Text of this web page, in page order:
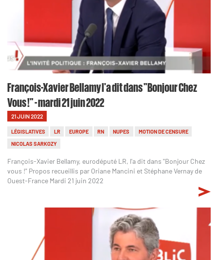
François-Xavier Bellamy l'a dit dans "Bonjour Chez
Vous !" - mardi 21 juin 2022
21 JUIN 2022
LÉGISLATIVES LR EUROPE RN NUPES
MOTION DE CENSURE
NICOLAS SARKOZY
François-Xavier Bellamy, eurodéputé LR, l'a dit dans "Bonjour Chez
vous !" Propos recueillis par Oriane Mancini et Stéphane Vernay de
Ouest-France Mardi 21 juin 2022